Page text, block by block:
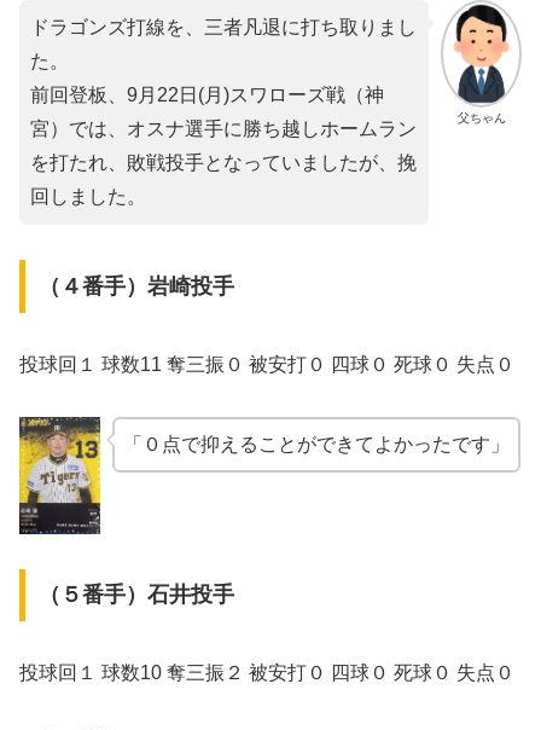
父ちゃん
ドラゴンズ打線を、三者凡退に打ち取りまし
た。
前回登板、9月22日(月)スワローズ戦（神
宮）では、オスナ選手に勝ち越しホームラン
を打たれ、敗戦投手となっていましたが、挽
回しました。
（４番手）岩崎投手
投球回１ 球数11 奪三振０ 被安打０ 四球０ 死球０ 失点０
「０点で抑えることができてよかったです」
（５番手）石井投手
投球回１ 球数10 奪三振２ 被安打０ 四球０ 死球０ 失点０